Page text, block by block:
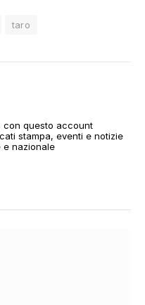
taro
con questo account
stampa, eventi e notizie
e nazionale